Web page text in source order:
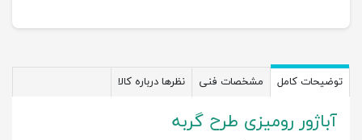
توضیحات کامل مشخصات فنی نظرها درباره کالا
آباژور رومیزی طرح گربه